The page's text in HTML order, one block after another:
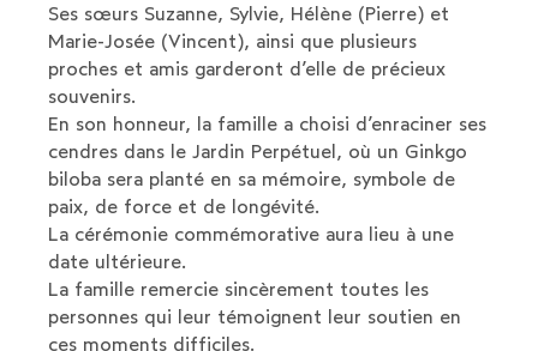
Ses sœurs Suzanne, Sylvie, Hélène (Pierre) et
Marie-Josée (Vincent), ainsi que plusieurs
proches et amis garderont d’elle de précieux
souvenirs.
En son honneur, la famille a choisi d’enraciner ses
cendres dans le Jardin Perpétuel, où un Ginkgo
biloba sera planté en sa mémoire, symbole de
paix, de force et de longévité.
La cérémonie commémorative aura lieu à une
date ultérieure.
La famille remercie sincèrement toutes les
personnes qui leur témoignent leur soutien en
ces moments difficiles.